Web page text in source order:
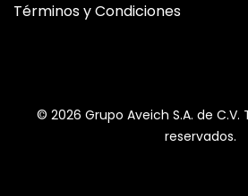
Términos y Condiciones
© 2026 Grupo Aveich S.A. de
reservados.